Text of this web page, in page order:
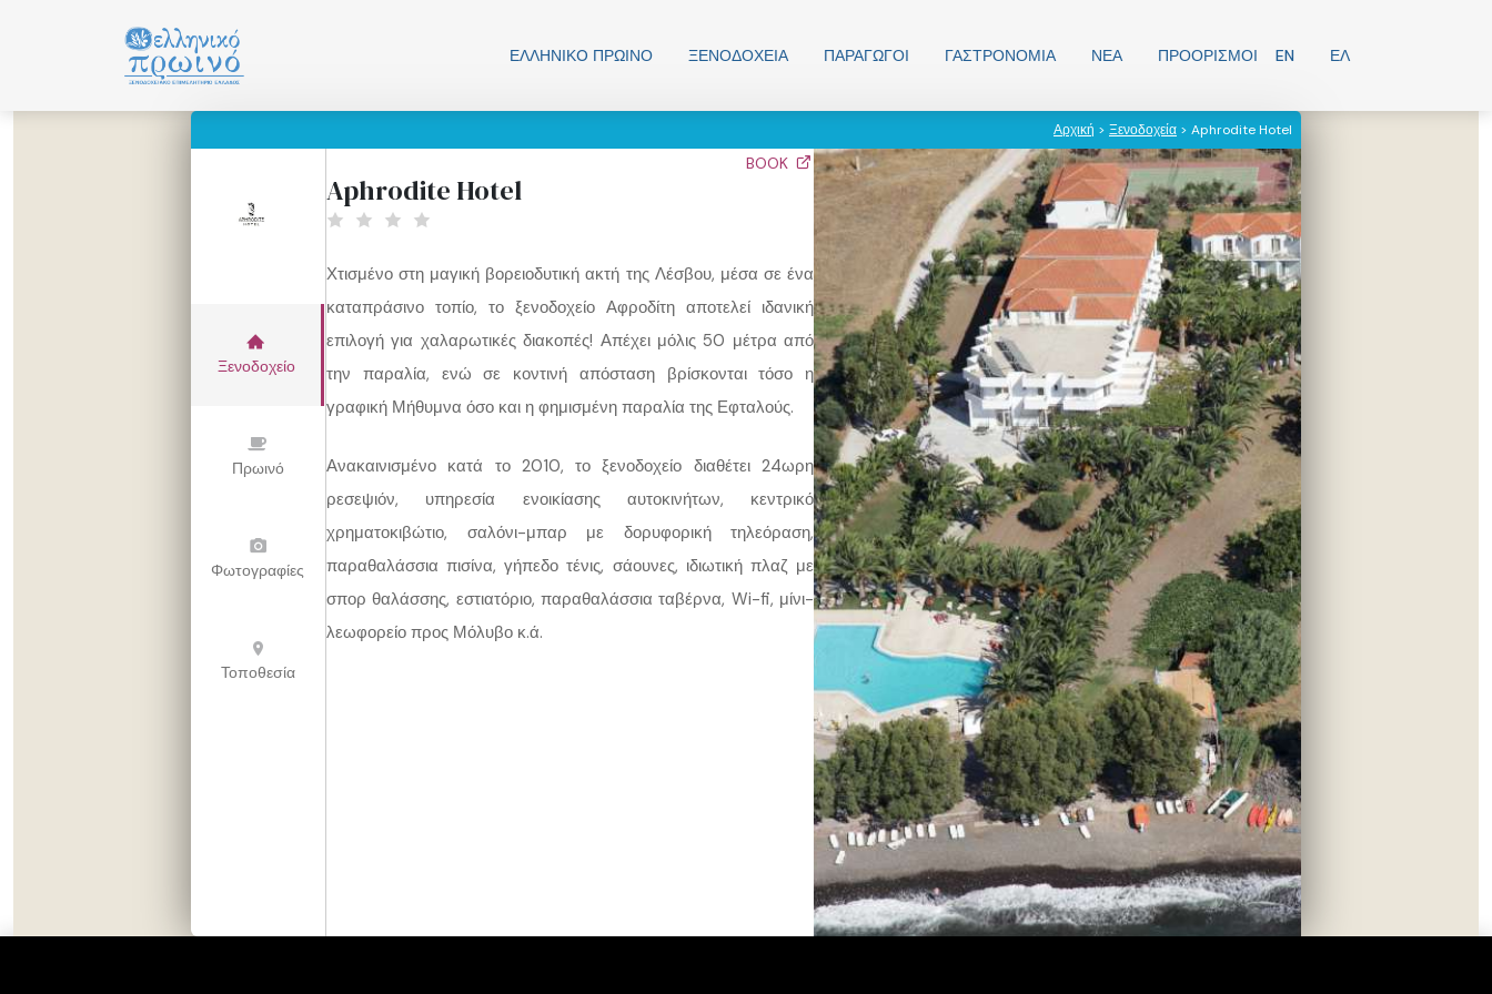
ΕΛΛΗΝΙΚO ΠΡΩΙΝΟ ΞΕΝΟΔΟΧΕΊΑ ΠΑΡΑΓΩΓΟΊ ΓΑΣΤΡΟΝΟΜΊΑ ΝΕΑ ΠΡΟΟΡΙΣΜΟΊ EN ΕΛ
Αρχική > Ξενοδοχεία > Aphrodite Hotel
Ξενοδοχείο
Πρωινό
Φωτογραφίες
Τοποθεσία
BOOK
Aphrodite Hotel
Χτισμένο στη μαγική βορειοδυτική ακτή της Λέσβου, μέσα σε ένα
καταπράσινο τοπίο, το ξενοδοχείο Αφροδίτη αποτελεί ιδανική
επιλογή για χαλαρωτικές διακοπές! Απέχει μόλις 50 μέτρα από
την παραλία, ενώ σε κοντινή απόσταση βρίσκονται τόσο η
γραφική Μήθυμνα όσο και η φημισμένη παραλία της Εφταλούς.
Ανακαινισμένο κατά το 2010, το ξενοδοχείο διαθέτει 24ωρη
ρεσεψιόν, υπηρεσία ενοικίασης αυτοκινήτων, κεντρικό
χρηματοκιβώτιο, σαλόνι-μπαρ με δορυφορική τηλεόραση,
παραθαλάσσια πισίνα, γήπεδο τένις, σάουνες, ιδιωτική πλαζ με
σπορ θαλάσσης, εστιατόριο, παραθαλάσσια ταβέρνα, Wi-fi, μίνι-
λεωφορείο προς Μόλυβο κ.ά.